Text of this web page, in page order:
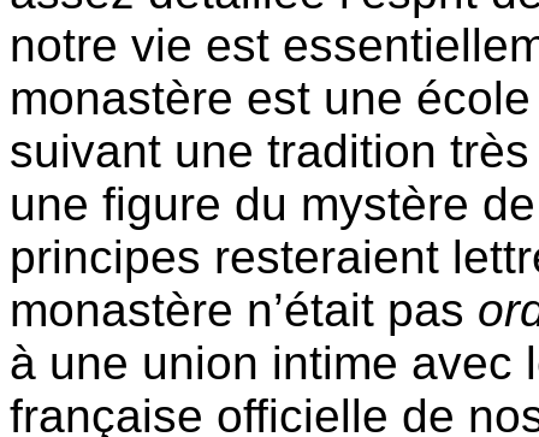
notre vie est
monastère est une
suivant une tradition
une figure du mystère
principes resteraient
monastère n’était pas
à une union intime avec
française officielle de